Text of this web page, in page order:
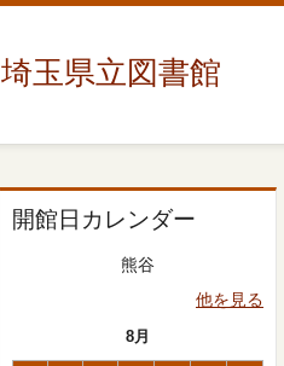
埼玉県立図書館
開館日カレンダー
熊谷
他を見る
8月